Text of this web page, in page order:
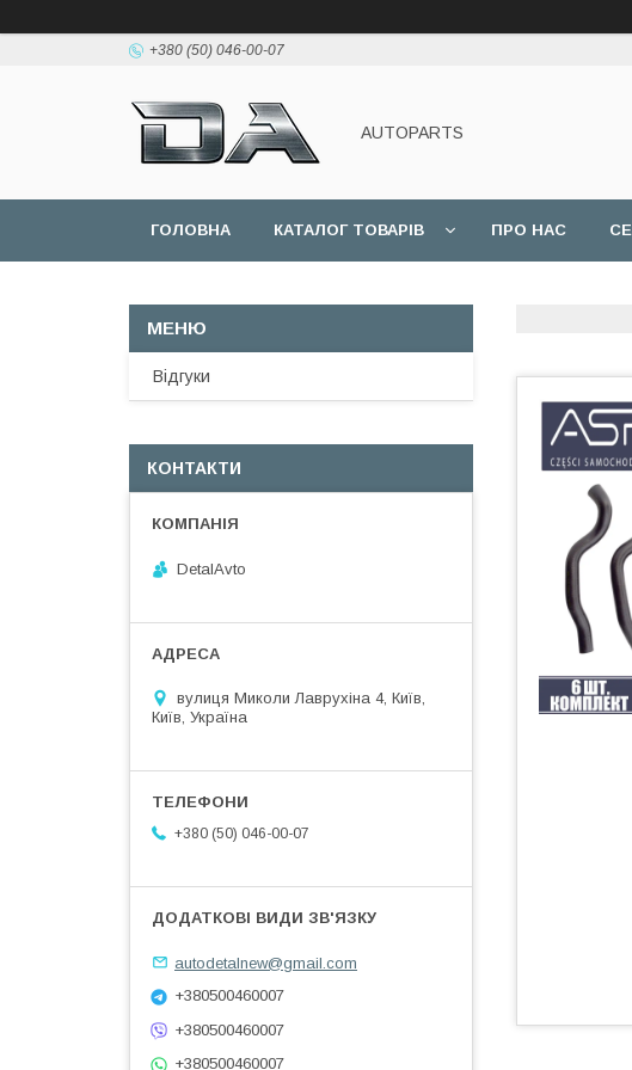
+380 (50) 046-00-07
AUTOPARTS
ГОЛОВНА КАТАЛОГ ТОВАРІВ ПРО НАС
Відгуки
КОНТАКТИ
DetalAvto
вулиця Миколи Лаврухіна 4, Київ,
Київ, Україна
+380 (50) 046-00-07
autodetalnew@gmail.com
+380500460007
+380500460007
+380500460007